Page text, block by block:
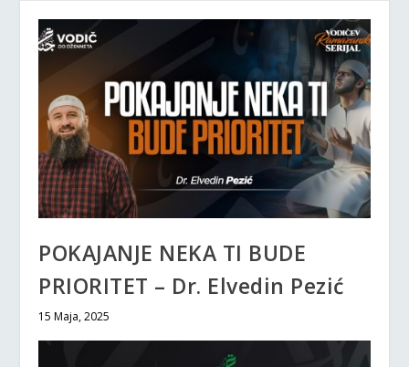
POKAJANJE NEKA TI BUDE
PRIORITET – Dr. Elvedin Pezić
15 Maja, 2025